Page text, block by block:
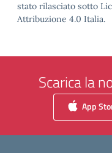
stato rilasciato sotto
Attribuzione 4.0 Italia.
Scarica la
App